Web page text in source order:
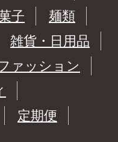
子
麺類
雑貨・日用品
ァッション
定期便